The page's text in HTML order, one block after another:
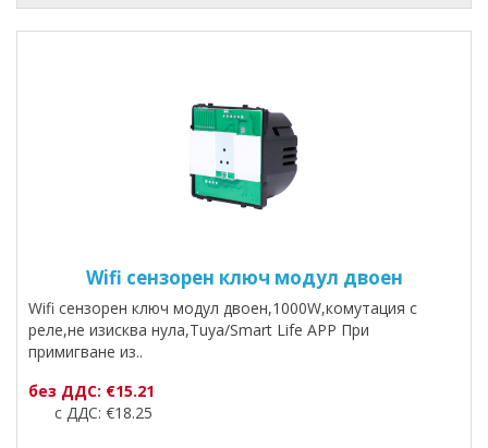
Wifi сензорен ключ модул двоен
Wifi сензорен ключ модул двоен,1000W,комутация с
реле,не изисква нула,Tuya/Smart Life APP При
примигване из..
без ДДС: €15.21
с ДДС: €18.25